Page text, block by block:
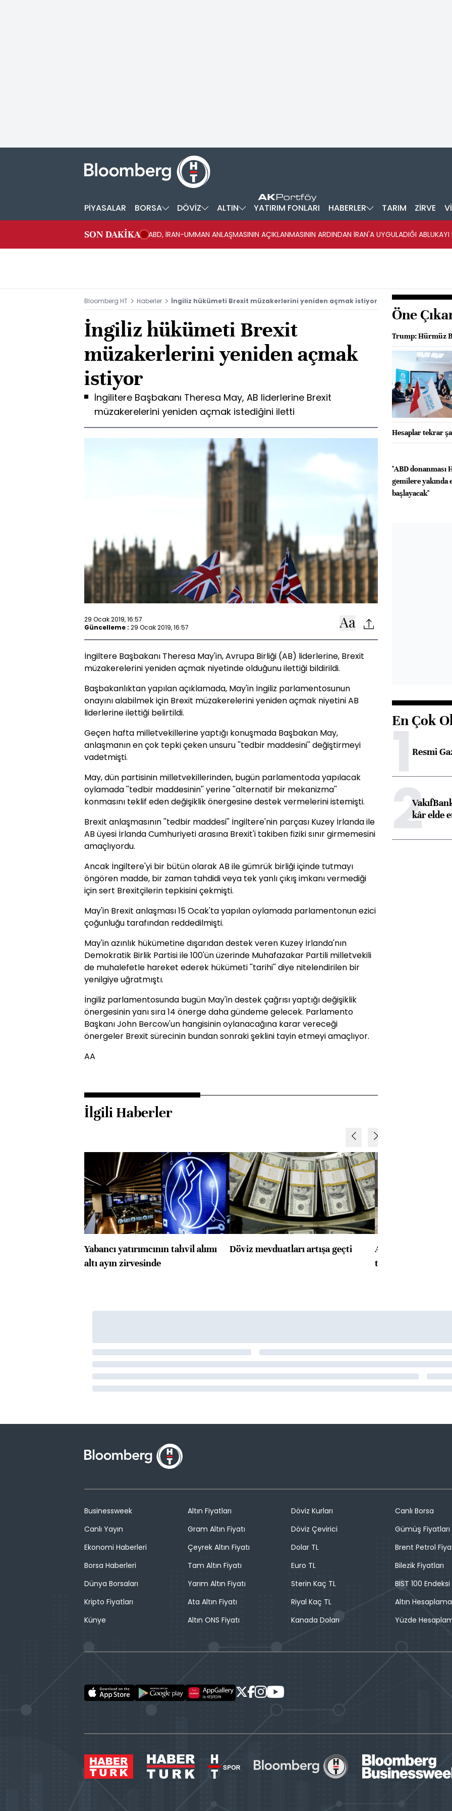
PİYASALAR BORSA DÖVİZ ALTIN YATIRIM FONLARI HABERLER TARIM ZİRVE
SON DAKİKA ABD, İRAN-UMMAN ANLAŞMASININ AÇIKLANMASININ ARDINDAN İRAN'A UYGULADIĞI ABLUKAYI
Bloomberg HT Haberler İngiliz hükümeti Brexit müzakerlerini yeniden açmak istiyor
İngiliz hükümeti Brexit
müzakerlerini yeniden açmak
istiyor
İngilitere Başbakanı Theresa May, AB liderlerine Brexit
müzakerelerini yeniden açmak istediğini iletti
29 Ocak 2019, 16:57
Güncelleme : 29 Ocak 2019, 16:57
İngiltere Başbakanı Theresa May'in, Avrupa Birliği (AB) liderlerine, Brexit
müzakerelerini yeniden açmak niyetinde olduğunu ilettiği bildirildi.
Başbakanlıktan yapılan açıklamada, May'in İngiliz parlamentosunun
onayını alabilmek için Brexit müzakerelerini yeniden açmak niyetini AB
liderlerine ilettiği belirtildi.
Geçen hafta milletvekillerine yaptığı konuşmada Başbakan May,
anlaşmanın en çok tepki çeken unsuru ''tedbir maddesini'' değiştirmeyi
vadetmişti.
May, dün partisinin milletvekillerinden, bugün parlamentoda yapılacak
oylamada ''tedbir maddesinin'' yerine ''alternatif bir mekanizma''
konmasını teklif eden değişiklik önergesine destek vermelerini istemişti.
Brexit anlaşmasının ''tedbir maddesi'' İngiltere'nin parçası Kuzey İrlanda ile
AB üyesi İrlanda Cumhuriyeti arasına Brexit'i takiben fiziki sınır girmemesini
amaçlıyordu.
Ancak İngiltere'yi bir bütün olarak AB ile gümrük birliği içinde tutmayı
öngören madde, bir zaman tahdidi veya tek yanlı çıkış imkanı vermediği
için sert Brexitçilerin tepkisini çekmişti.
May'in Brexit anlaşması 15 Ocak'ta yapılan oylamada parlamentonun ezici
çoğunluğu tarafından reddedilmişti.
May'in azınlık hükümetine dışarıdan destek veren Kuzey İrlanda'nın
Demokratik Birlik Partisi ile 100'ün üzerinde Muhafazakar Partili milletvekili
de muhalefetle hareket ederek hükümeti ''tarihi'' diye nitelendirilen bir
yenilgiye uğratmıştı.
İngiliz parlamentosunda bugün May'in destek çağrısı yaptığı değişiklik
önergesinin yanı sıra 14 önerge daha gündeme gelecek. Parlamento
Başkanı John Bercow'un hangisinin oylanacağına karar vereceği
önergeler Brexit sürecinin bundan sonraki şeklini tayin etmeyi amaçlıyor.
AA
İlgili Haberler
Yabancı yatırımcının tahvil alımı
altı ayın zirvesinde
Döviz mevduatları artışa geçti
ABD'de konut
toparlandı
Öne
Trump: Hürmüz
Hesaplar tekrar
"ABD donanması
gemilere yakında
başlayacak"
En Çok
1Resmi
2kâr elde
Businessweek
Canlı Yayın
Ekonomi Haberleri
Borsa Haberleri
Dünya Borsaları
Kripto Fiyatları
Künye
Altın Fiyatları
Gram Altın Fiyatı
Çeyrek Altın Fiyatı
Tam Altın Fiyatı
Yarım Altın Fiyatı
Ata Altın Fiyatı
Altın ONS Fiyatı
Döviz Kurları
Döviz Çevirici
Dolar TL
Euro TL
Sterin Kaç TL
Riyal Kaç TL
Kanada Doları
Canlı Borsa
Gümüş Fiyatları
Brent Petrol
Bilezik Fiyatları
BIST 100 Endeksi
Altın Hesaplama
Yüzde